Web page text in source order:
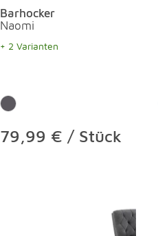
Barhocker
Naomi
+ 2 Varianten
79,99 € / Stück